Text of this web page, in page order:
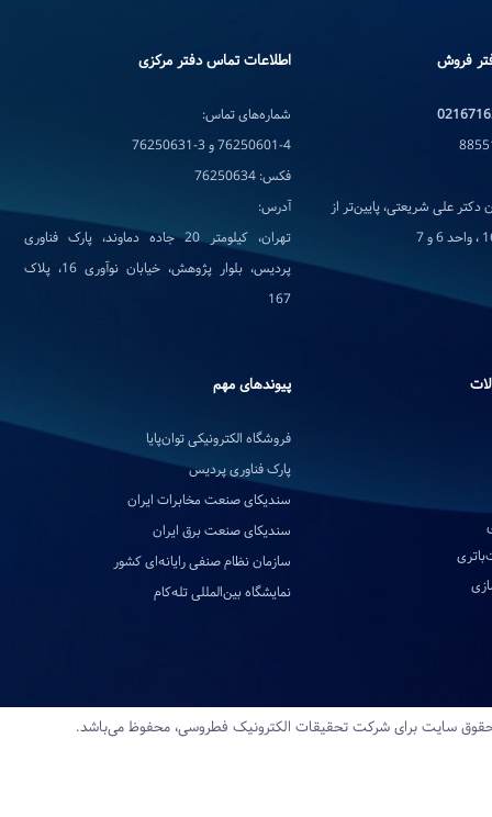
اطلاعات تماس دفتر مرکزی
شماره‌های تماس:
76250601-4 و 3-76250631
فکس: 76250634
آدرس:
تهران، کیلومتر 20 جاده دماوند، پارک فناوری
پردیس، بلوار پژوهش، خیابان نوآوری 16، پلاک
167
فروش
دکتر علی شریعتی، پایین‌تر از
پیوندهای مهم
فروشگاه الکترونیکی توان‌پایا
پارک فناوری پردیس
سندیکای صنعت مخابرات ایران
سندیکای صنعت برق ایران
سازمان نظام صنفی رایانه‌ای کشور
نمایشگاه بین‌المللی تله‌کام
سایت برای شرکت تحقیقات‌ الکترونیک‌ فطروسی، محفوظ می‌باشد.